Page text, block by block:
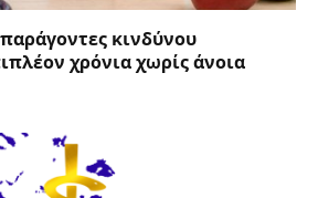
κινδύνου
χρόνια χωρίς άνοια